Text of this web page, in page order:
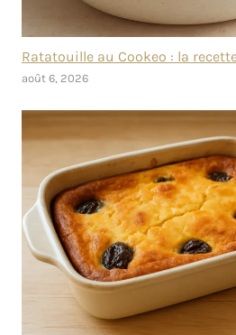
Ratatouille au Cookeo : la
août 6, 2026